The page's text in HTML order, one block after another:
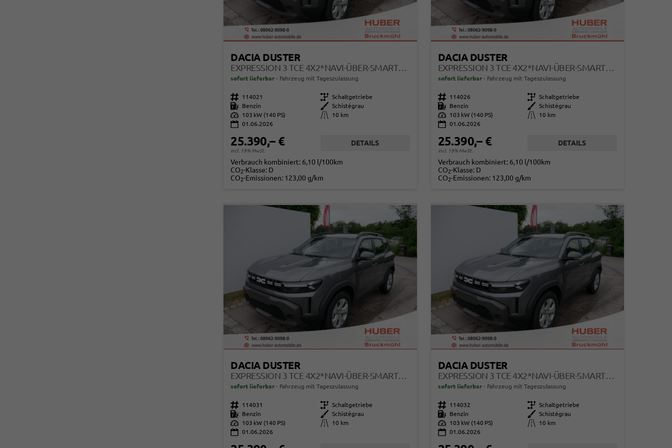
DACIA DUSTER
EXPRESSION 3 TCE 4X2*NAVI-ÜBER-SMARTLINK*AHK*PDC-KAMERA*LED*SHZ*17-ZOLL
sofort lieferbar Fahrzeug mit Tageszulassung
Fahrzeugnr. 114021 Getriebe Schaltgetriebe
Kraftstoff
Benzin Außenfarbe
Schistégrau
Leistung
103 kW (140 PS) Kilometerstand
10 km
01.06.2026
25.390,– €
incl. 19% MwSt.
DETAILS
Verbrauch kombiniert: 6,10 l/100km
CO2-Klasse: D
CO2-Emissionen: 123,00 g/km
DACIA DUSTER
EXPRESSION 3 TCE 4X2*NAVI-ÜBER-SMARTLINK*AHK*PDC-KAMERA*LED*SHZ*17-ZOLL
sofort lieferbar Fahrzeug mit Tageszulassung
Fahrzeugnr. 114026 Getriebe Schaltgetriebe
Kraftstoff
Benzin Außenfarbe
Schistégrau
Leistung
103 kW (140 PS) Kilometerstand
10 km
01.06.2026
25.390,– €
incl. 19% MwSt.
DETAILS
Verbrauch kombiniert: 6,10 l/100km
CO2-Klasse: D
CO2-Emissionen: 123,00 g/km
DACIA DUSTER
EXPRESSION 3 TCE 4X2*NAVI-ÜBER-SMARTLINK*AHK*PDC-KAMERA*LED*SHZ*17-ZOLL
sofort lieferbar Fahrzeug mit Tageszulassung
Fahrzeugnr. 114031 Getriebe Schaltgetriebe
Kraftstoff
Benzin Außenfarbe
Schistégrau
Leistung
103 kW (140 PS) Kilometerstand
10 km
01.06.2026
DACIA DUSTER
EXPRESSION 3 TCE 4X2*NAVI-ÜBER-SMARTLINK*AHK*PDC-KAMERA*LED*SHZ*17-ZOLL
sofort lieferbar Fahrzeug mit Tageszulassung
Fahrzeugnr. 114032 Getriebe Schaltgetriebe
Kraftstoff
Benzin Außenfarbe
Schistégrau
Leistung
103 kW (140 PS) Kilometerstand
10 km
01.06.2026